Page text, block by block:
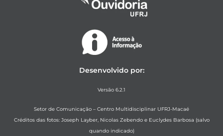
Desenvolvido por:
Versão 6.2.1
Setor de Comunicação – Centro Multidisciplinar UFRJ-Macaé
Créditos das fotos: Joseph Layber, Nicolas Zebendo e Euclydes Barbosa (salvo
quando indicado)